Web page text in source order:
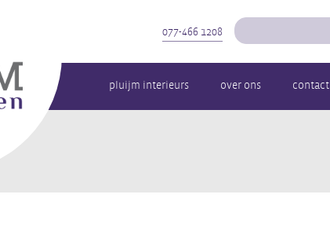
077-466 1208
pluijm interieurs over ons contact